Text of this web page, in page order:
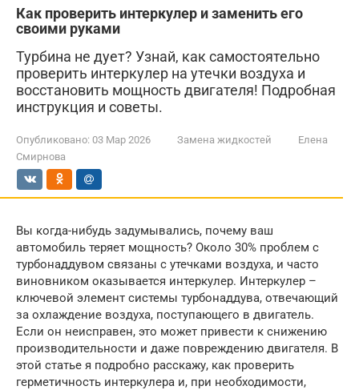
Как проверить интеркулер и заменить его
своими руками
Турбина не дует? Узнай, как самостоятельно
проверить интеркулер на утечки воздуха и
восстановить мощность двигателя! Подробная
инструкция и советы.
Опубликовано: 03 Мар 2026 Замена жидкостей
Елена
Смирнова
Вы когда-нибудь задумывались, почему ваш
автомобиль теряет мощность? Около 30% проблем с
турбонаддувом связаны с утечками воздуха, и часто
виновником оказывается интеркулер. Интеркулер –
ключевой элемент системы турбонаддува, отвечающий
за охлаждение воздуха, поступающего в двигатель.
Если он неисправен, это может привести к снижению
производительности и даже повреждению двигателя. В
этой статье я подробно расскажу, как проверить
герметичность интеркулера и, при необходимости,